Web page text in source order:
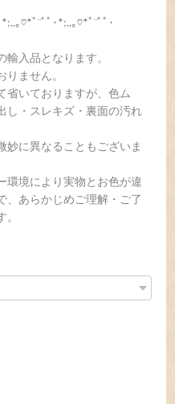
｡♡*ﾟ¨ﾟﾟ･*:..｡♡*ﾟ¨ﾟﾟ･
入品となります。
ません。
省いておりますが、色ム
し・スレキズ・裏面の汚れ
妙に異なることもございま
環境により実物とお色が違
、あらかじめご理解・ご了